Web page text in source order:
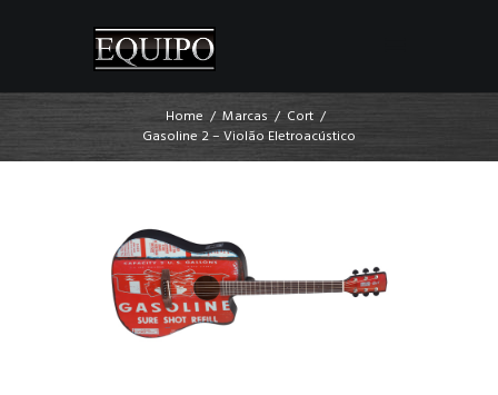
Home Marcas
Cort
Gasoline 2 – Violão Eletroacústico